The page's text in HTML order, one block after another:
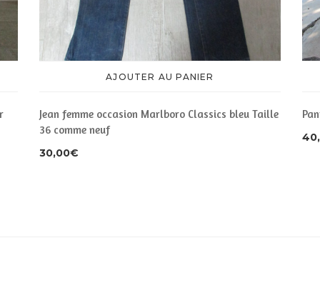
AJOUTER AU PANIER
Jean femme occasion Marlboro Classics bleu Taille
36 comme neuf
30,00€